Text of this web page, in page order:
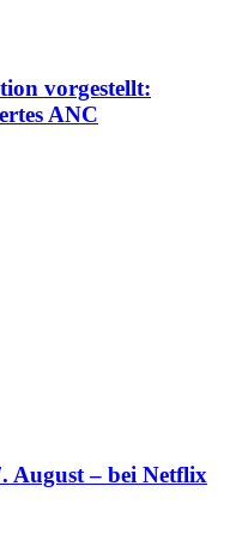
vorgestellt:
ANC
August – bei Netflix